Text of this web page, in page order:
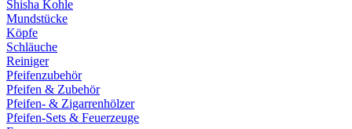
Shisha Kohle
Mundstücke
Köpfe
Schläuche
Reiniger
Pfeifenzubehör
Pfeifen & Zubehör
Pfeifen- & Zigarrenhölzer
Pfeifen-Sets & Feuerzeuge